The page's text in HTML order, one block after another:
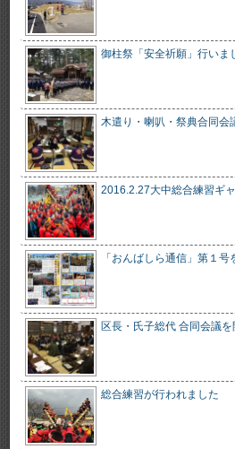
御柱祭「安全祈願」行いま
木遣り・喇叭・祭典合同会
2016.2.27大中総合練習ギ
「おんばしら通信」第１号
区長・氏子総代 合同会議
総合練習が行われました